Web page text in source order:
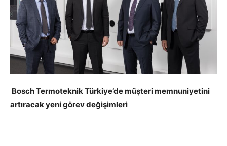
Bosch Termoteknik Türkiye’de müşteri memnuniyetini
artıracak yeni görev değişimleri